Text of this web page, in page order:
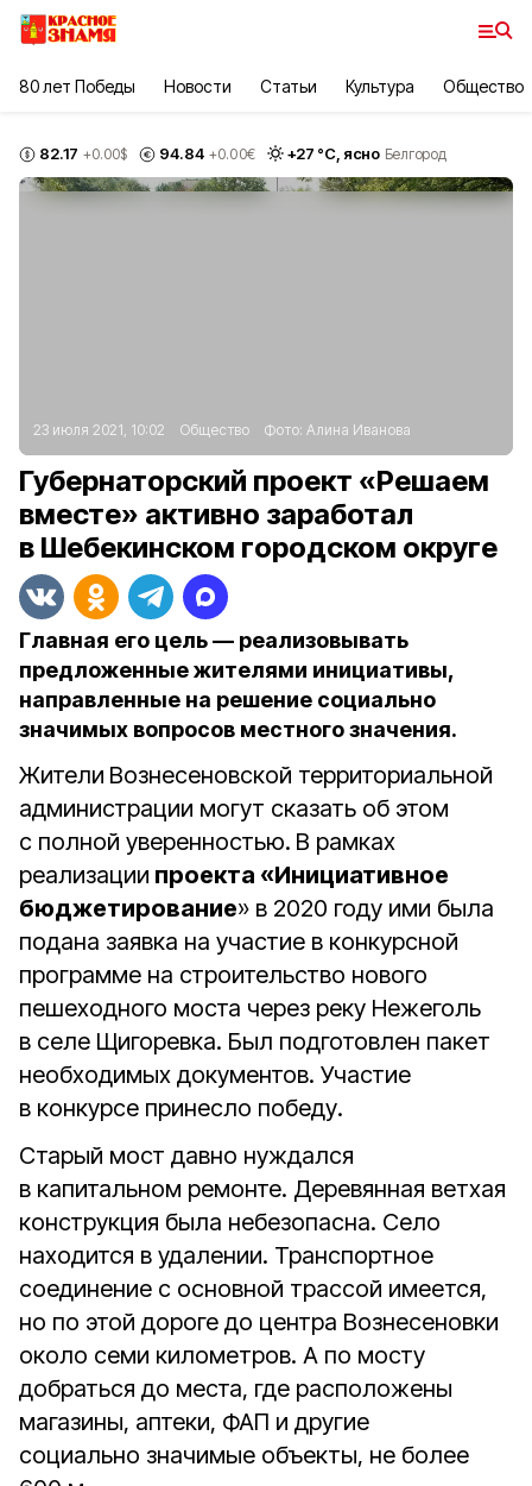
80 лет Победы Новости Статьи Культура Общество
82.17 +0.00$ 94.84 +0.00€ +27 °С, ясно Белгород
23 июля 2021, 10:02 Общество Фото: Алина Иванова
Губернаторский проект «Решаем
вместе» активно заработал
в Шебекинском городском округе
Главная его цель — реализовывать
предложенные жителями инициативы,
направленные на решение социально
значимых вопросов местного значения.
Жители Вознесеновской территориальной
администрации могут сказать об этом
с полной уверенностью. В рамках
реализации проекта «Инициативное
бюджетирование» в 2020 году ими была
подана заявка на участие в конкурсной
программе на строительство нового
пешеходного моста через реку Нежеголь
в селе Щигоревка. Был подготовлен пакет
необходимых документов. Участие
в конкурсе принесло победу.
Старый мост давно нуждался
в капитальном ремонте. Деревянная ветхая
конструкция была небезопасна. Село
находится в удалении. Транспортное
соединение с основной трассой имеется,
но по этой дороге до центра Вознесеновки
около семи километров. А по мосту
добраться до места, где расположены
магазины, аптеки, ФАП и другие
социально значимые объекты, не более